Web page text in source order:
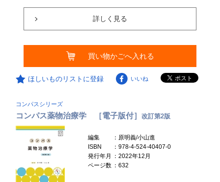
詳しく見る
買い物かごへ入れる
ほしいものリストに登録 いいね
コンパスシリーズ
コンパス薬物治療学 ［電子版付］改訂第2版
編集
：原明義/小山進
ISBN
：978-4-524-40407-0
発行年月
：2022年12月
ページ数 ：632